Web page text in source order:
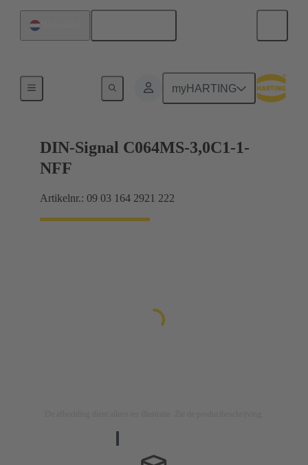
myHARTING
Moederbord naar dochterkaart-aansluiting
DIN-Signal C064MS-3,0C1-1-
NFF
Artikelnr.: 09 03 164 2921 222